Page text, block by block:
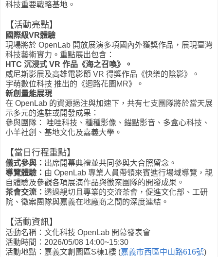
科技重要戰略基地。
【活動亮點】
國際級VR體驗
現場將於 OpenLab 開放展演多項國內外獲獎作品，展現臺灣
科技藝術實力。重點展出包含：
HTC 沉浸式 VR 作品《海之召喚》。
威尼斯影展及高雄電影節 VR 得獎作品《快樂的陰影》。
宇萌數位科技 推出的《迴路花園MR》。
新創量能展現
在 OpenLab 的資源挹注與加速下，共有七支團隊將於當天展
示多元的進駐或開發成果：
參與團隊： 哇哇科技、種種影像、錨點影音、多盒心科技、
小羊社創、基地文化及嘉義大學。
【當日行程重點】
儀式參與： 出席開幕典禮並共同參與大合照留念。
導覽體驗： 由 OpenLab 專業人員帶領來賓進行場域導覽，親
自體驗及參觀各項展演作品與徵案團隊的開發成果。
茶會交流： 透過親切且專業的交流茶會，促進文化部、工研
院、徵案團隊與嘉義在地廠商之間的深度連結。
【活動資訊】
活動名稱：文化科技 OpenLab 開幕發表會
活動時間： 2026/05/08 14:00~15:30
活動地點： 嘉義文創園區S棟1樓 (嘉義市西區中山路616號)